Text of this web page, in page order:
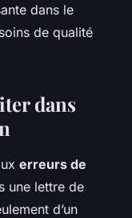
dans le
de qualité
dans
erreurs de
une lettre de
d’un